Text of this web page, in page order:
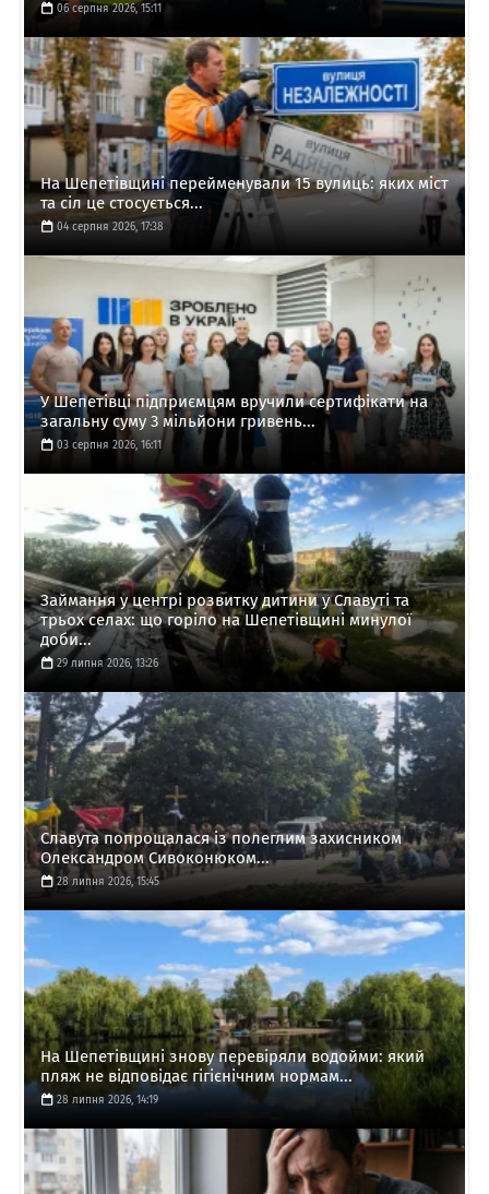
06 серпня 2026, 15:11
На Шепетівщині перейменували 15 вулиць: яких міст
та сіл це стосується...
04 серпня 2026, 17:38
У Шепетівці підприємцям вручили сертифікати на
загальну суму 3 мільйони гривень...
03 серпня 2026, 16:11
Займання у центрі розвитку дитини у Славуті та
трьох селах: що горіло на Шепетівщині минулої
доби...
29 липня 2026, 13:26
Славута попрощалася із полеглим захисником
Олександром Сивоконюком...
28 липня 2026, 15:45
На Шепетівщині знову перевіряли водойми: який
пляж не відповідає гігієнічним нормам...
28 липня 2026, 14:19